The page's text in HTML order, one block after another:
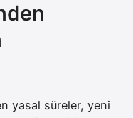
yasal süreler, yeni